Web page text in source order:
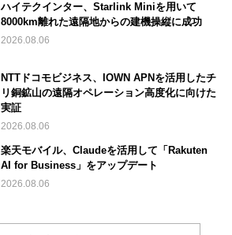
ハイテクインター、Starlink Miniを用いて
8000km離れた遠隔地からの建機操縦に成功
2026.08.06
NTTドコモビジネス、IOWN APNを活用したチ
リ銅鉱山の遠隔オペレーション高度化に向けた
実証
2026.08.06
楽天モバイル、Claudeを活用して「Rakuten
AI for Business」をアップデート
2026.08.06